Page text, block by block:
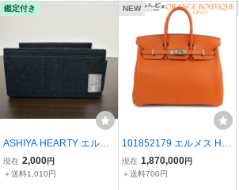
モード】
鑑定付き
ASHIYA HEARTY エルメ
ス バーキン25用 インバッ
グ ブラック
現在 2,000円
＋送料1,010円
NEW
101852179 エルメス HE
RMES バーキン 25 □J刻
印 オレンジ シルバー金具
現在 1,870,000円
＋送料700円